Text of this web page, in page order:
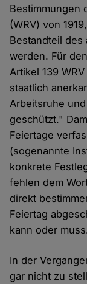
Bestimmungen
(WRV) von
Bestandteil des
werden. Für
Artikel 139
staatlich
Arbeitsruhe
geschützt."
Feiertage
(sogenannte
konkrete
fehlen dem
direkt
Feiertag
kann oder
In der
gar nicht zu